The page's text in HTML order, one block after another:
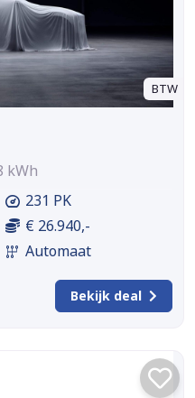
BTW
kWh
231 PK
€ 26.940,-
Automaat
Bekijk deal